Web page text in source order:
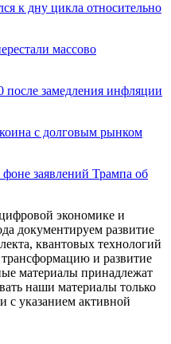
к дну цикла относительно
массово
после замедления инфляции
с долговым рынком
заявлений Трампа об
экономике и
документируем развитие
квантовых технологий
и развитие
материалы принадлежат
наши материалы только
с указанием активной